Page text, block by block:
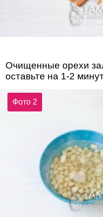
Очищенные орехи
оставьте на 1-2
Фото 2